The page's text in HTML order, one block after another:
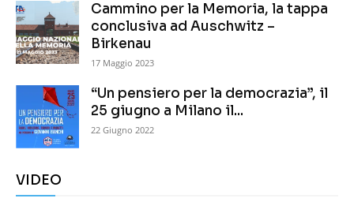
Cammino per la Memoria, la tappa
conclusiva ad Auschwitz –
Birkenau
17 Maggio 2023
“Un pensiero per la democrazia”, il
25 giugno a Milano il...
22 Giugno 2022
VIDEO